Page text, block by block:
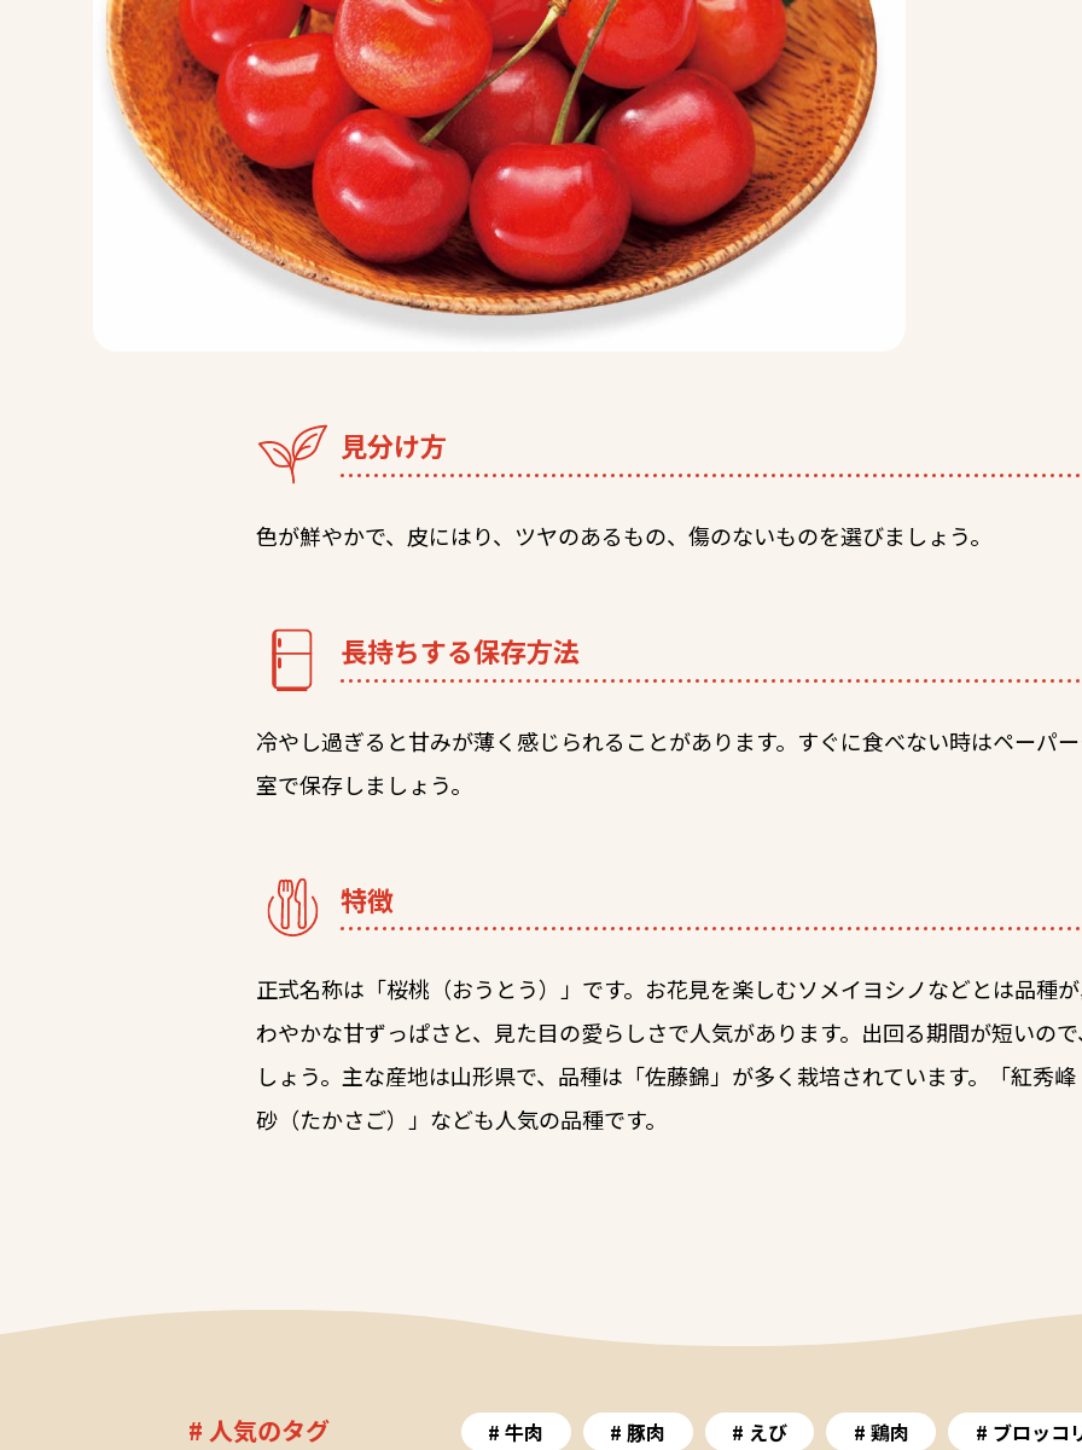
見分け方
色が鮮やかで、皮にはり、ツヤのあるもの、傷のないものを選びましょう。
長持ちする保存方法
冷やし過ぎると甘みが薄く感じられることがあります。すぐに食べない時はペーパ
室で保存しましょう。
特徴
正式名称は「桜桃（おうとう）」です。お花見を楽しむソメイヨシノなどとは品種
わやかな甘ずっぱさと、見た目の愛らしさで人気があります。出回る期間が短いの
しょう。主な産地は山形県で、品種は「佐藤錦」が多く栽培されています。「紅秀
砂（たかさご）」なども人気の品種です。
# 人気のタグ 牛肉 豚肉 えび 鶏肉 ブロッコ